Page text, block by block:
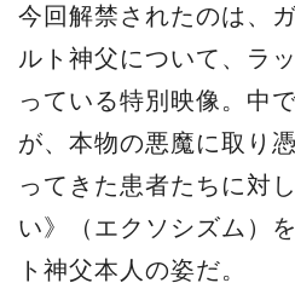
今回解禁されたのは、
ルト神父について、ラ
っている特別映像。中
が、本物の悪魔に取り
ってきた患者たちに対
い》（エクソシズム）
ト神父本人の姿だ。